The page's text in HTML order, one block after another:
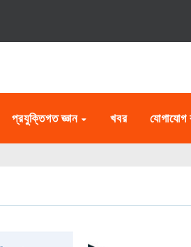
প্রযুক্তিগত জ্ঞান খবর